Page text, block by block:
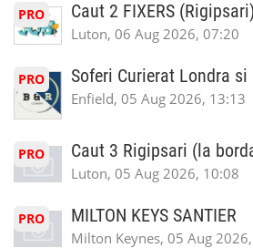
PRO Caut 2 FIXERS
Luton, 06 Aug 2026, 07:20
PRO Soferi Curierat Londra
Enfield, 05 Aug 2026, 13:13
PRO Caut 3 Rigipsari (la
Luton, 05 Aug 2026, 10:08
PRO MILTON KEYS SANTIER
Milton Keynes, 05 Aug